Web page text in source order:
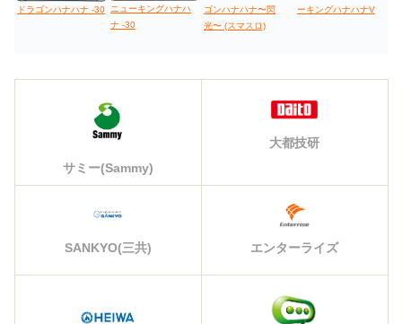
ドラゴンハナハナ -30
ニューキングハナハ
ナ -30
ゴンハナハナ〜閃
光〜 (スマスロ)
ーキングハナハナV
サミー(Sammy)
大都技研
SANKYO(三共) エンターライズ